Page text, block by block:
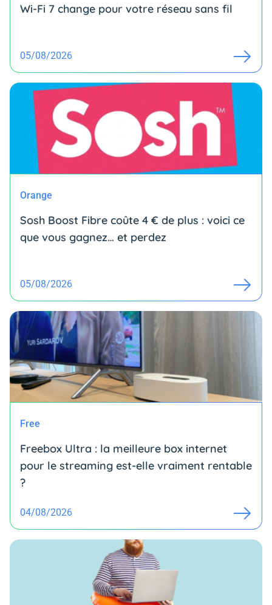
Wi-Fi 7 change pour votre réseau sans fil
05/08/2026
Orange
Sosh Boost Fibre coûte 4 € de plus : voici ce
que vous gagnez… et perdez
05/08/2026
Free
Freebox Ultra : la meilleure box internet
pour le streaming est-elle vraiment rentable
?
04/08/2026